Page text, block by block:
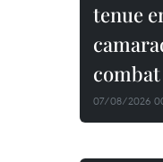
tenue
combat
07/08/2026